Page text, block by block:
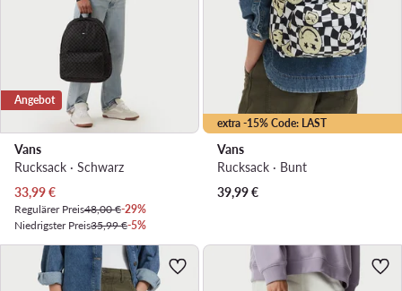
Angebot
Vans
Rucksack · Schwarz
Aktueller Preis
33,99€
Regulärer Preis48,00 €-29%
Niedrigster Preis35,99 €-5%
extra -15% Code: LAST
Vans
Rucksack · Bunt
39,99€